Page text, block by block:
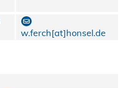
w.ferch[at]honsel.de